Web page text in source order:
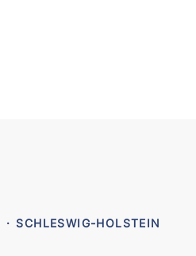
· SCHLESWIG-HOLSTEIN